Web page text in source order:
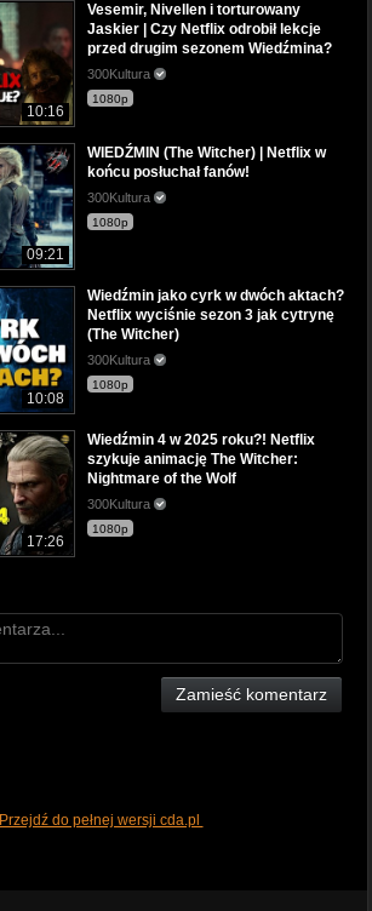
10:16
Vesemir, Nivellen i torturowany
Jaskier | Czy Netflix odrobił lekcje
przed drugim sezonem Wiedźmina?
300Kultura
1080p
09:21
WIEDŹMIN (The Witcher) | Netflix w
końcu posłuchał fanów!
300Kultura
1080p
10:08
Wiedźmin jako cyrk w dwóch aktach?
Netflix wyciśnie sezon 3 jak cytrynę
(The Witcher)
300Kultura
1080p
17:26
Wiedźmin 4 w 2025 roku?! Netflix
szykuje animację The Witcher:
Nightmare of the Wolf
300Kultura
1080p
Zamieść komentarz
Przejdź do pełnej wersji cda.pl